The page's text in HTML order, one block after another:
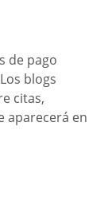
de pago
blogs
citas,
aparecerá en